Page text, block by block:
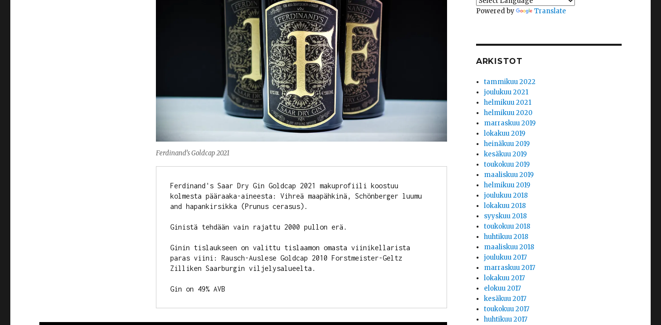
Ferdinand’s Goldcap 2021
Ferdinand's Saar Dry Gin Goldcap 2021 makuprofiili koostuu
kolmesta pääraaka-aineesta: Vihreä maapähkinä, Schönberger luumu
and hapankirsikka (Prunus cerasus).
Ginistä tehdään vain rajattu 2000 pullon erä.
Ginin tislaukseen on valittu tislaamon omasta viinikellarista
paras viini: Rausch-Auslese Goldcap 2010 Forstmeister-Geltz
Zilliken Saarburgin viljelysalueelta.
Gin on 49% AVB
Powered by Translate
ARKISTOT
tammikuu 2022
joulukuu 2021
helmikuu 2021
helmikuu 2020
marraskuu 2019
lokakuu 2019
heinäkuu 2019
kesäkuu 2019
toukokuu 2019
maaliskuu 2019
helmikuu 2019
joulukuu 2018
lokakuu 2018
syyskuu 2018
toukokuu 2018
huhtikuu 2018
maaliskuu 2018
joulukuu 2017
marraskuu 2017
lokakuu 2017
elokuu 2017
kesäkuu 2017
toukokuu 2017
huhtikuu 2017